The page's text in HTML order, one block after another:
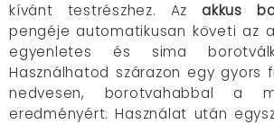
kívánt testrészhez. Az akkus
pengéje automatikusan követi az
egyenletes és sima
Használhatod szárazon egy gyors
nedvesen, borotvahabbal a
eredményért. Használat után